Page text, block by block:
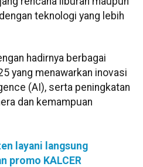
teknologi yang lebih
hadirnya berbagai
yang menawarkan inovasi
(AI), serta peningkatan
dan kemampuan
layani langsung
promo KALCER